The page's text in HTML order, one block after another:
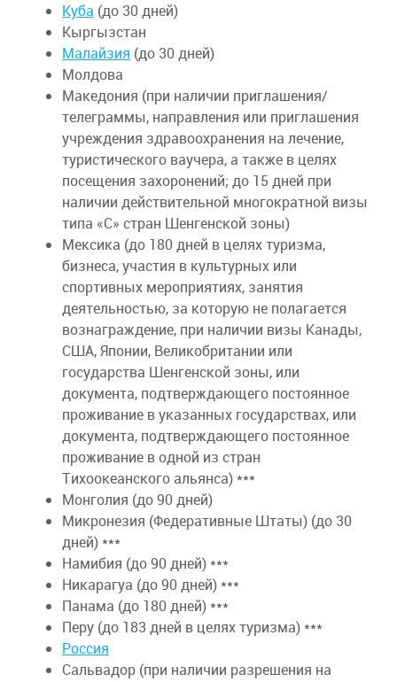
Куба (до 30 дней)
Кыргызстан
Малайзия (до 30 дней)
Молдова
Македония (при наличии приглашения/
телеграммы, направления или приглашения
учреждения здравоохранения на лечение,
туристического ваучера, а также в целях
посещения захоронений; до 15 дней при
наличии действительной многократной визы
типа «С» стран Шенгенской зоны)
Мексика (до 180 дней в целях туризма,
бизнеса, участия в культурных или
спортивных мероприятиях, занятия
деятельностью, за которую не полагается
вознаграждение, при наличии визы Канады,
США, Японии, Великобритании или
государства Шенгенской зоны, или
документа, подтверждающего постоянное
проживание в указанных государствах, или
документа, подтверждающего постоянное
проживание в одной из стран
Тихоокеанского альянса) ***
Монголия (до 90 дней)
Микронезия (Федеративные Штаты) (до 30
дней) ***
Намибия (до 90 дней) ***
Никарагуа (до 90 дней) ***
Панама (до 180 дней) ***
Перу (до 183 дней в целях туризма) ***
Россия
Сальвадор (при наличии разрешения на